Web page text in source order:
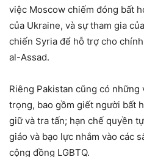
việc Moscow chiếm đóng bất
của Ukraine, và sự tham gia
chiến Syria để hỗ trợ cho
al-Assad.
Riêng Pakistan cũng có
trọng, bao gồm giết người bất
giữ và tra tấn; hạn chế quyền
giáo và bạo lực nhắm vào các
cộng đồng LGBTQ.